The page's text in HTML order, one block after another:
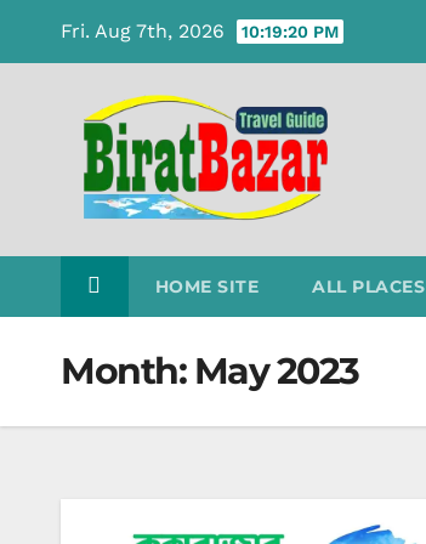
Fri. Aug 7th, 2026 10:19:21 PM
HOME SITE ALL PLACES
Month: May 2023